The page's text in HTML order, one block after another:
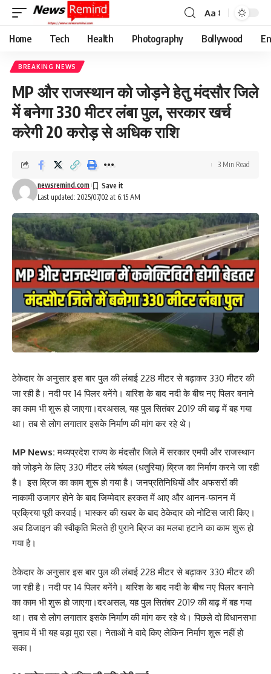
Font
Resizer
Aa
Home Tech Health Photography Bollywood
BREAKING NEWS
MP और राजस्थान को जोड़ने हेतु मंदसौर जिले
में बनेगा 330 मीटर लंबा पुल, सरकार खर्च
करेगी 20 करोड़ से अधिक राशि
Last updated: 2025/07/02 at 6:15 AM
newsremind.com
3 Min Read
ठेकेदार के अनुसार इस बार पुल की लंबाई 228 मीटर से बढ़ाकर 330 मीटर की
जा रही है। नदी पर 14 पिलर बनेंगे। बारिश के बाद नदी के बीच नए पिलर बनाने
का काम भी शुरू हो जाएगा।दरअसल, यह पुल सितंबर 2019 की बाढ़ में बह गया
था। तब से लोग लगातार इसके निर्माण की मांग कर रहे थे।
MP News:मध्यप्रदेश राज्य के मंदसौर जिले में सरकार एमपी और राजस्थान
को जोड़ने के लिए 330 मीटर लंबे चंबल (धतुरिया) ब्रिज का निर्माण करने जा रही
है। इस ब्रिज का काम शुरू हो गया है। जनप्रतिनिधियों और अफसरों की
नाकामी उजागर होने के बाद जिम्मेदार हरकत में आए और आनन-फानन में
प्रक्रिया पूरी करवाई। भास्कर की खबर के बाद ठेकेदार को नोटिस जारी किए।
अब डिजाइन की स्वीकृति मिलते ही पुराने ब्रिज का मलबा हटाने का काम शुरू हो
गया है।
ठेकेदार के अनुसार इस बार पुल की लंबाई 228 मीटर से बढ़ाकर 330 मीटर की
जा रही है। नदी पर 14 पिलर बनेंगे। बारिश के बाद नदी के बीच नए पिलर बनाने
का काम भी शुरू हो जाएगा।दरअसल, यह पुल सितंबर 2019 की बाढ़ में बह गया
था। तब से लोग लगातार इसके निर्माण की मांग कर रहे थे। पिछले दो विधानसभा
चुनाव में भी यह बड़ा मुद्दा रहा। नेताओं ने वादे किए लेकिन निर्माण शुरू नहीं हो
सका।